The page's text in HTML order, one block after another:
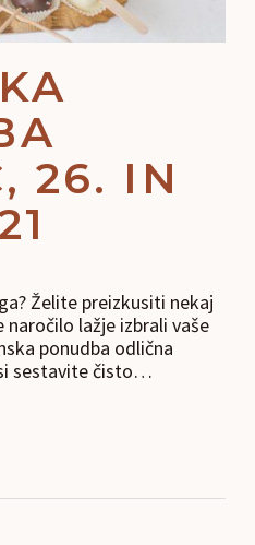
26. IN
Želite preizkusiti nekaj
naročilo lažje izbrali vaše
ponudba odlična
sestavite čisto…